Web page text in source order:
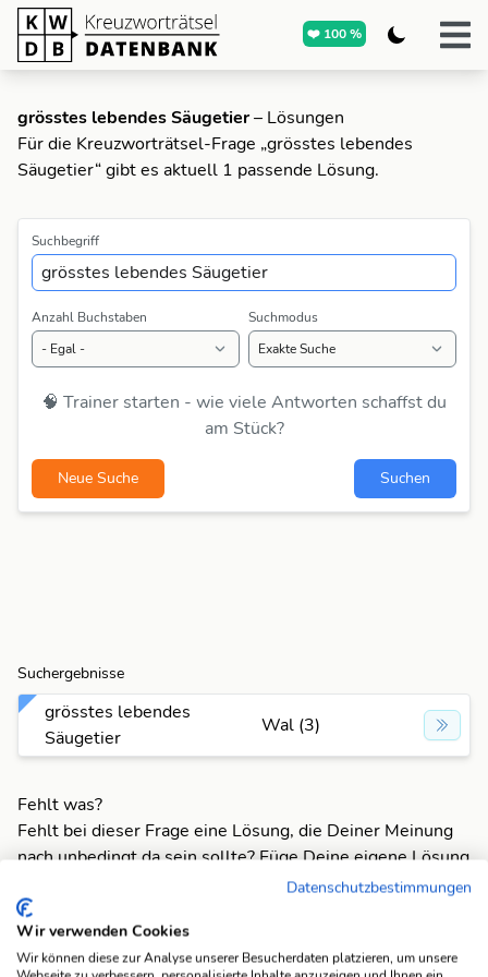
❤️ 100 %
grösstes lebendes Säugetier– Lösungen
Für die Kreuzworträtsel-Frage „grösstes lebendes
Säugetier“ gibt es aktuell 1 passende Lösung.
Suchbegriff
Anzahl Buchstaben Suchmodus
🧠 Trainer starten - wie viele Antworten schaffst du
am Stück?
Neue Suche Suchen
Suchergebnisse
grösstes lebendes
Säugetier
Wal (3)
Fehlt was?
Fehlt bei dieser Frage eine Lösung, die Deiner Meinung
nach unbedingt da sein sollte? Füge Deine eigene Lösung
hinzu und bereichere unsere Datenbank!
Mach mit und registriere dich!
Datenschutzbestimmungen
Wir verwenden Cookies
Wir können diese zur Analyse unserer Besucherdaten platzieren, um unsere